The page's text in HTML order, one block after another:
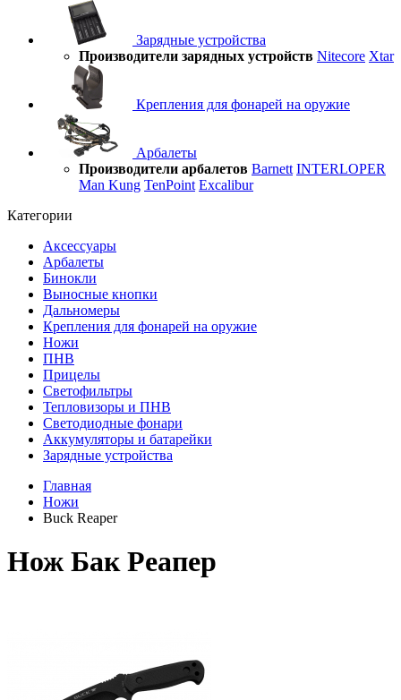
Зарядные устройства
Производители зарядных устройств Nitecore Xtar
Крепления для фонарей на оружие
Арбалеты
Производители арбалетов Barnett INTERLOPER
Man Kung TenPoint Excalibur
Категории
Аксессуары
Арбалеты
Бинокли
Выносные кнопки
Дальномеры
Крепления для фонарей на оружие
Ножи
ПНВ
Прицелы
Светофильтры
Тепловизоры и ПНВ
Светодиодные фонари
Аккумуляторы и батарейки
Зарядные устройства
Главная
Ножи
Buck Reaper
Нож Бак Реапер